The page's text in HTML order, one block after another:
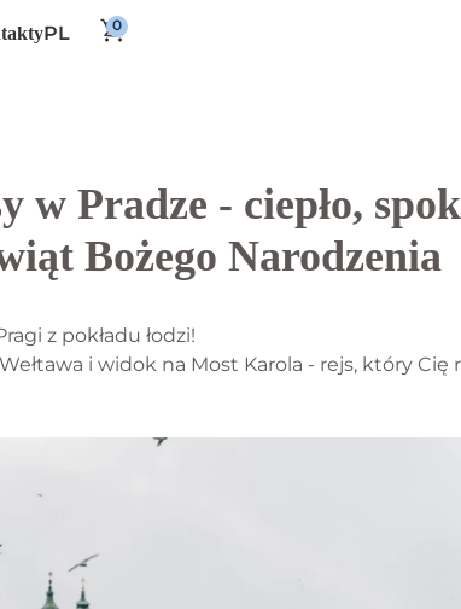
PL
w Pradze - ciepło,
Bożego Narodzenia
z pokładu łodzi!
i widok na Most Karola - rejs, który Cię